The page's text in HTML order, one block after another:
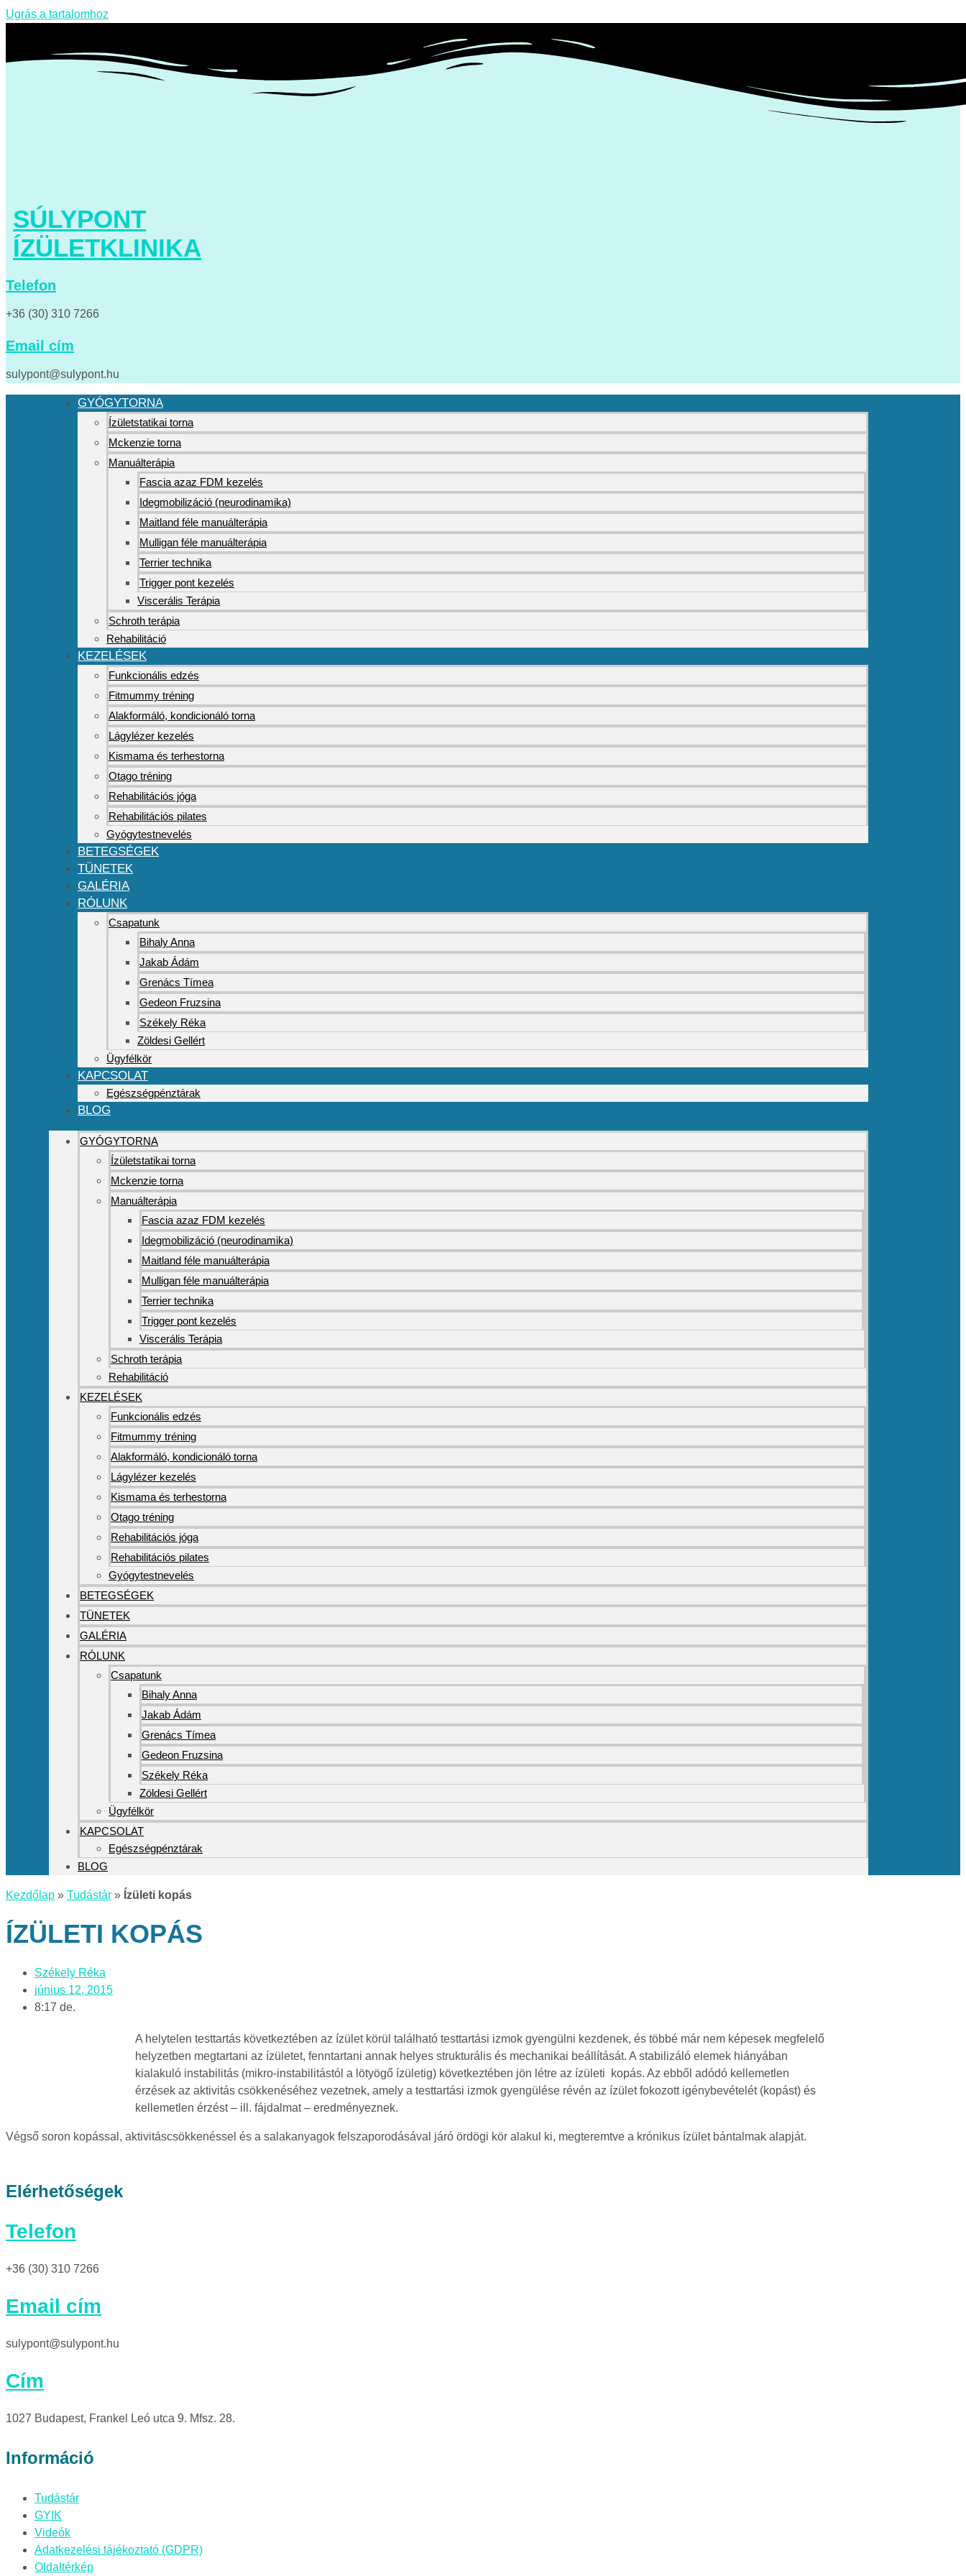
Ugrás a tartalomhoz
SÚLYPONT
ÍZÜLETKLINIKA
Telefon
+36 (30) 310 7266
Email cím
sulypont@sulypont.hu
GYÓGYTORNA
Ízületstatikai torna
Mckenzie torna
Manuálterápia
Fascia azaz FDM kezelés
Idegmobilizáció (neurodinamika)
Maitland féle manuálterápia
Mulligan féle manuálterápia
Terrier technika
Trigger pont kezelés
Viscerális Terápia
Schroth terápia
Rehabilitáció
KEZELÉSEK
Funkcionális edzés
Fitmummy tréning
Alakformáló, kondicionáló torna
Lágylézer kezelés
Kismama és terhestorna
Otago tréning
Rehabilitációs jóga
Rehabilitációs pilates
Gyógytestnevelés
BETEGSÉGEK
TÜNETEK
GALÉRIA
RÓLUNK
Csapatunk
Bihaly Anna
Jakab Ádám
Grenács Tímea
Gedeon Fruzsina
Székely Réka
Zöldesi Gellért
Ügyfélkör
KAPCSOLAT
Egészségpénztárak
BLOG
GYÓGYTORNA
Ízületstatikai torna
Mckenzie torna
Manuálterápia
Fascia azaz FDM kezelés
Idegmobilizáció (neurodinamika)
Maitland féle manuálterápia
Mulligan féle manuálterápia
Terrier technika
Trigger pont kezelés
Viscerális Terápia
Schroth terápia
Rehabilitáció
KEZELÉSEK
Funkcionális edzés
Fitmummy tréning
Alakformáló, kondicionáló torna
Lágylézer kezelés
Kismama és terhestorna
Otago tréning
Rehabilitációs jóga
Rehabilitációs pilates
Gyógytestnevelés
BETEGSÉGEK
TÜNETEK
GALÉRIA
RÓLUNK
Csapatunk
Bihaly Anna
Jakab Ádám
Grenács Tímea
Gedeon Fruzsina
Székely Réka
Zöldesi Gellért
Ügyfélkör
KAPCSOLAT
Egészségpénztárak
BLOG
Kezdőlap » Tudástár » Ízületi kopás
ÍZÜLETI KOPÁS
Székely Réka
június 12, 2015
8:17 de.
A helytelen testtartás következtében az ízület körül található testtartási izmok gyengülni kezdenek, és többé már nem képesek megfelelő
helyzetben megtartani az ízületet, fenntartani annak helyes strukturális és mechanikai beállítását. A stabilizáló elemek hiányában
kialakuló instabilitás (mikro-instabilitástól a lötyögő ízületig) következtében jön létre az ízületi kopás. Az ebből adódó kellemetlen
érzések az aktivitás csökkenéséhez vezetnek, amely a testtartási izmok gyengülése révén az ízület fokozott igénybevételét (kopást) és
kellemetlen érzést – ill. fájdalmat – eredményeznek.
Végső soron kopással, aktivitáscsökkenéssel és a salakanyagok felszaporodásával járó ördögi kör alakul ki, megteremtve a krónikus ízület bántalmak alapját.
Elérhetőségek
Telefon
+36 (30) 310 7266
Email cím
sulypont@sulypont.hu
Cím
1027 Budapest, Frankel Leó utca 9. Mfsz. 28.
Információ
Tudástár
GYIK
Videók
Adatkezelési tájékoztató (GDPR)
Oldaltérkép